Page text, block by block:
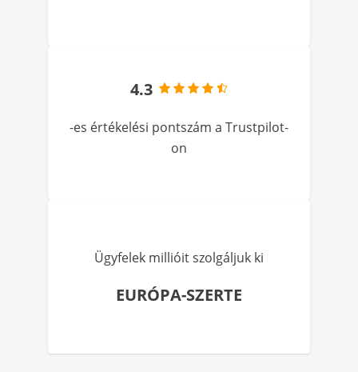
4.3
-es értékelési pontszám a Trustpilot-
on
Ügyfelek millióit szolgáljuk ki
EURÓPA-SZERTE